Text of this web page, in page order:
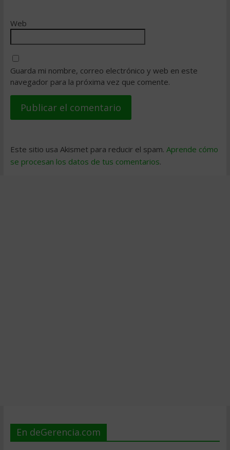
Web
Guarda mi nombre, correo electrónico y web en este
navegador para la próxima vez que comente.
Este sitio usa Akismet para reducir el spam. Aprende cómo
se procesan los datos de tus comentarios.
En deGerencia.com